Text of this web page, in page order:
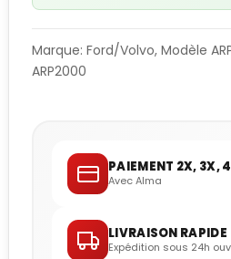
Marque: Ford/Volvo, Modèle
ARP2000
PAIEMENT 2X, 3X,
Avec Alma
LIVRAISON RAPIDE
Expédition sous 24h